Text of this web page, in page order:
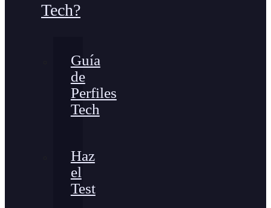
Tech?
Guía
de
Perfiles
Tech
Haz
el
Test